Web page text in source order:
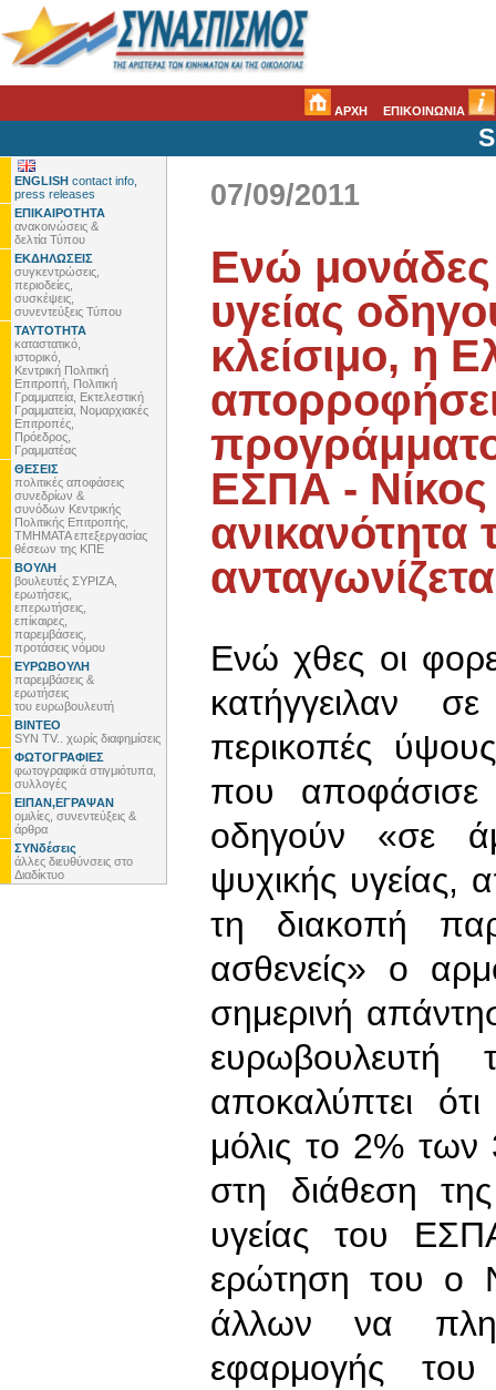
ΑΡΧΗ ΕΠΙΚΟΙΝΩΝΙΑ
ENGLISH contact info,
press releases
ΕΠΙΚΑΙΡΟΤΗΤΑ
ανακοινώσεις &
δελτία Τύπου
ΕΚΔΗΛΩΣΕΙΣ
συγκεντρώσεις,
περιοδείες,
συσκέψεις,
συνεντεύξεις Τύπου
ΤΑΥΤΟΤΗΤΑ
καταστατικό,
ιστορικό,
Κεντρική Πολιτική
Επιτροπή, Πολιτική
Γραμματεία, Εκτελεστική
Γραμματεία, Νομαρχιακές
Επιτροπές,
Πρόεδρος,
Γραμματέας
ΘΕΣΕΙΣ
πολιτικές αποφάσεις
συνεδρίων &
συνόδων Κεντρικής
Πολιτικής Επιτροπής,
ΤΜΗΜΑΤΑ επεξεργασίας
θέσεων της ΚΠΕ
ΒΟΥΛΗ
βουλευτές ΣΥΡΙΖΑ,
ερωτήσεις,
επερωτήσεις,
επίκαιρες,
παρεμβάσεις,
προτάσεις νόμου
ΕΥΡΩΒΟΥΛΗ
παρεμβάσεις &
ερωτήσεις
του ευρωβουλευτή
ΒΙΝΤΕΟ
SYN TV.. χωρίς διαφημίσεις
ΦΩΤΟΓΡΑΦΙΕΣ
φωτογραφικά στιγμιότυπα,
συλλογές
ΕΙΠΑΝ,ΕΓΡΑΨΑΝ
ομιλίες, συνεντεύξεις &
άρθρα
ΣΥΝδέσεις
άλλες διευθύνσεις στο
Διαδίκτυο
07/09/2011
Ενώ μονάδες
υγείας
κλείσιμο, η
ΕΣΠΑ -
ανικανότητα
Ενώ χθες οι
κατήγγειλαν
περικοπές
που αποφάσισε
οδηγούν «σε
ψυχικής υγείας,
τη διακοπή
ασθενείς» ο
σημερινή
αποκαλύπτει
μόλις το 2%
στη διάθεση
υγείας του
ερώτηση του ο
άλλων να
εφαρμογής